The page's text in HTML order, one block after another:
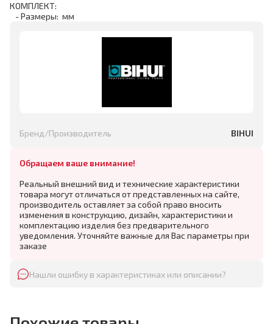
КОМПЛЕКТ:
- Размеры: мм
Бренд/Производитель BIHUI
Обращаем ваше внимание!
Реальный внешний вид и технические характеристики
товара могут отличаться от представленных на сайте,
производитель оставляет за собой право вносить
изменения в конструкцию, дизайн, характеристики и
комплектацию изделия без предварительного
уведомления. Уточняйте важные для Вас параметры при
заказе
Нашли ошибку в характеристиках или описании?